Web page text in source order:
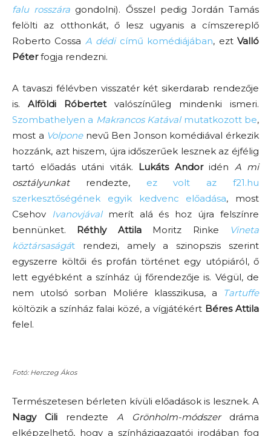
falu rosszára gondolni). Ősszel pedig Jordán Tamás
felölti az otthonkát, ő lesz ugyanis a címszereplő
Roberto Cossa A dédicímű komédiájában, eztValló
Péterfogja rendezni.
A tavaszi félévben visszatér két sikerdarab rendezője
is. Alföldi Róbertetvalószínűleg mindenki ismeri.
Szombathelyen a Makrancos Katávalmutatkozott be,
most a Volponenevű Ben Jonson komédiával érkezik
hozzánk, azt hiszem, újra időszerűek lesznek az éjfélig
tartó előadás utáni viták. Lukáts Andoridén A mi
osztályunkatrendezte, ez volt az f21.hu
szerkesztőségének egyik kedvenc előadása, most
Csehov Ivanovjávalmerít alá és hoz újra felszínre
bennünket. Réthly AttilaMoritz Rinke
Vineta
köztársaságát rendezi, amely a szinopszis szerint
egyszerre költői és profán történet egy utópiáról, ő
lett egyébként a színház új főrendezője is. Végül, de
nem utolsó sorban Moliére klasszikusa, a
Tartuffe
költözik a színház falai közé, a vígjátékért Béres Attila
felel.
Fotó: Herczeg Ákos
Természetesen bérleten kívüli előadások is lesznek. A
Nagy Cili rendezte A Grönholm-módszerdráma
elképzelhető, hogy a színházigazgatói irodában fog